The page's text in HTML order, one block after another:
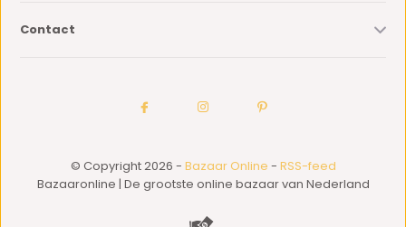
Contact
© Copyright 2026 - Bazaar Online - RSS-feed
Bazaaronline | De grootste online bazaar van Nederland